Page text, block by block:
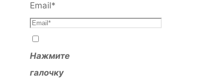
Email*
Нажмите
галочку